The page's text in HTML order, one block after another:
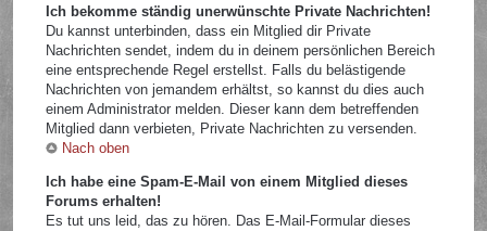
Ich bekomme ständig unerwünschte Private Nachrichten!
Du kannst unterbinden, dass ein Mitglied dir Private
Nachrichten sendet, indem du in deinem persönlichen Bereich
eine entsprechende Regel erstellst. Falls du belästigende
Nachrichten von jemandem erhältst, so kannst du dies auch
einem Administrator melden. Dieser kann dem betreffenden
Mitglied dann verbieten, Private Nachrichten zu versenden.
Nach oben
Ich habe eine Spam-E-Mail von einem Mitglied dieses
Forums erhalten!
Es tut uns leid, das zu hören. Das E-Mail-Formular dieses